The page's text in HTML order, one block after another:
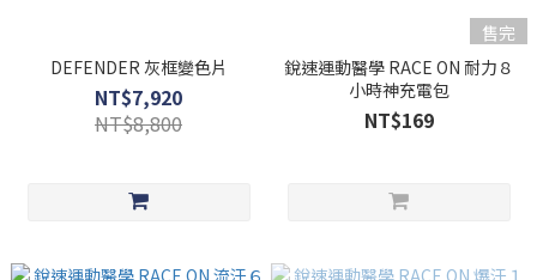
DEFENDER 灰框變色片
NT$7,920
NT$8,800
售完
銳速運動醫學 RACE ON 耐力８
小時神充電包
NT$169